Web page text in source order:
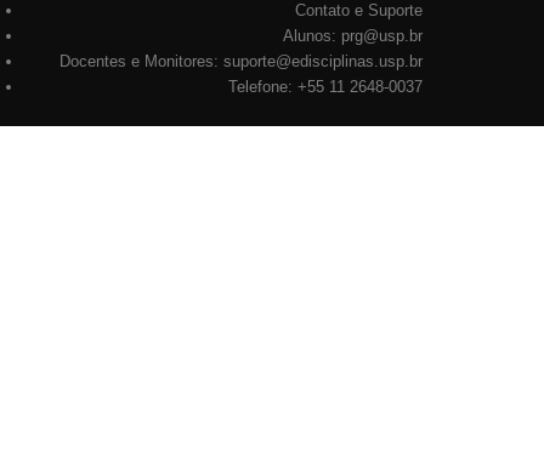
Contato e Suporte
Alunos: prg@usp.br
Docentes e Monitores: suporte@edisciplinas.usp.br
Telefone: +55 11 2648-0037